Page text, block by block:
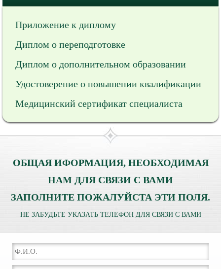
Приложение к диплому
Диплом о переподготовке
Диплом о дополнительном образовании
Удостоверение о повышении квалификации
Медицинский сертификат специалиста
ОБЩАЯ ИФОРМАЦИЯ, НЕОБХОДИМАЯ
НАМ ДЛЯ СВЯЗИ С ВАМИ
ЗАПОЛНИТЕ ПОЖАЛУЙСТА ЭТИ ПОЛЯ.
НЕ ЗАБУДЬТЕ УКАЗАТЬ ТЕЛЕФОН ДЛЯ СВЯЗИ С ВАМИ